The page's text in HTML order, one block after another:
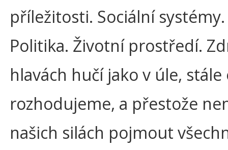
příležitosti. Sociální systémy.
Politika. Životní prostředí.
hlavách hučí jako v úle,
rozhodujeme, a přestože
našich silách pojmout